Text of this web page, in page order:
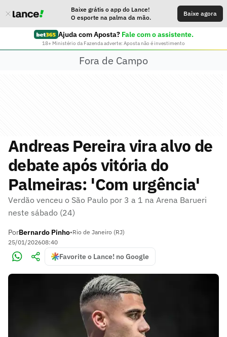
Baixe grátis o app do Lance!
O esporte na palma da mão.
Baixe agora
Ajuda com Aposta? Fale com o assistente.
18+ Ministério da Fazenda adverte: Aposta não é investimento
Fora de Campo
Andreas Pereira vira alvo de
debate após vitória do
Palmeiras: 'Com urgência'
Verdão venceu o São Paulo por 3 a 1 na Arena Barueri
neste sábado (24)
PorBernardo Pinho•Rio de Janeiro (RJ)
25/01/202608:40
Favorite o Lance! no Google